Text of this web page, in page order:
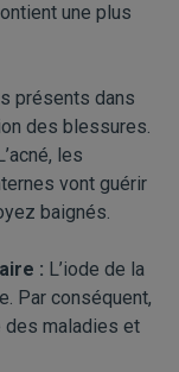
une plus
présents dans
des blessures.
les
vont guérir
baignés.
: L’iode de la
Par conséquent,
des maladies et